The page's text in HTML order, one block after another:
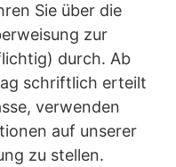
Sie über die
zur
durch. Ab
schriftlich erteilt
verwenden
auf unserer
zu stellen.